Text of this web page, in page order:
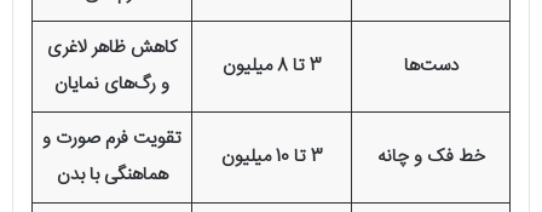
دست‌ها 3 تا 8 میلیون
کاهش ظاهر لاغری
و رگ‌های نمایان
خط فک و چانه 3 تا 10 میلیون
تقویت فرم صورت و
هماهنگی با بدن